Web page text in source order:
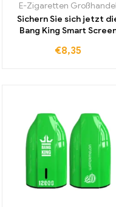
E-Zigaretten Großhandel
Sichern Sie sich jetzt
Bang King Smart
Zigarette Berry Blast mit
€8,35